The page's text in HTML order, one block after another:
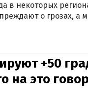
в некоторых
о грозах, а
+50
на это